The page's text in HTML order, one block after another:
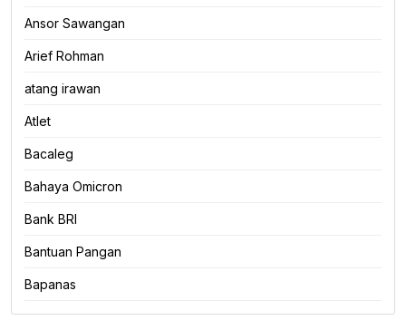
Ansor Sawangan
Arief Rohman
atang irawan
Atlet
Bacaleg
Bahaya Omicron
Bank BRI
Bantuan Pangan
Bapanas